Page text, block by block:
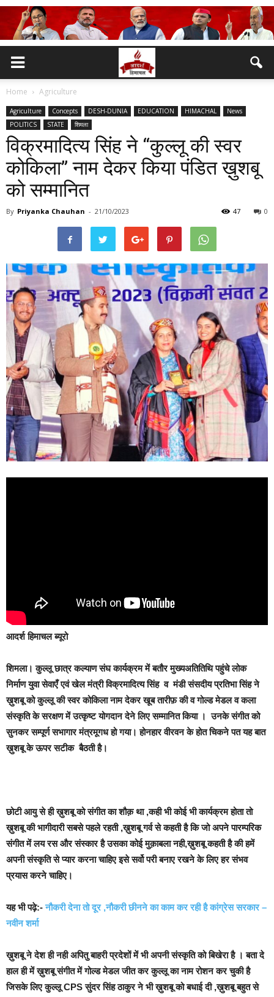
Home Agriculture
Agriculture Concepts DESH-DUNIA EDUCATION HIMACHAL
News
POLITICS
STATE शिमला
विक्रमादित्य सिंह ने “कुल्लू की स्वर
कोकिला” नाम देकर किया पंडित ख़ुशबू
को सम्मानित
By Priyanka Chauhan - 21/10/2023 0
47
आदर्श हिमाचल ब्यूरो
शिमला। कुल्लू छात्र कल्याण संघ कार्यक्रम में बतौर मुख्यअतितिथि पहुंचे लोक
निर्माण युवा सेवाएँ एवं खेल मंत्री विक्रमादित्य सिंह व मंडी संसदीय प्रतिभा सिंह ने
ख़ुशबू को कुल्लू की स्वर कोकिला नाम देकर खूब तारीफ़ की व गोल्ड मेडल व कला
संस्कृति के सरक्षण में उत्कृष्ट योगदान देने लिए सम्मानित किया । उनके संगीत को
सुनकर सम्पूर्ण सभागार मंत्रमूगध हो गया। होनहार वीरवन के होत चिकने पत यह बात
ख़ुशबू के ऊपर सटीक बैठती है।
छोटी आयु से ही ख़ुशबू को संगीत का शौक़ था ,कही भी कोई भी कार्यक्रम होता तो
ख़ुशबू की भागीदारी सबसे पहले रहती ,ख़ुशबू गर्व से कहती है कि जो अपने पारम्परिक
संगीत में लय रस और संस्कार है उसका कोई मुक़ाबला नही,ख़ुशबू कहती है की हमें
अपनी संस्कृति से प्यार करना चाहिए इसे सर्वो परी बनाए रखने के लिए हर संभव
प्रयास करने चाहिए।
यह भी पढ़े:-नौकरी देना तो दूर ,नौकरी छीनने का काम कर रही है कांग्रेस सरकार –
नवीन शर्मा
ख़ुशबू ने देश ही नही अपितु बाहरी प्रदेशों में भी अपनी संस्कृति को बिखेरा है । बता दे
हाल ही में ख़ुशबू संगीत में गोल्ड मेडल जीत कर कुल्लू का नाम रोशन कर चुकी है
जिसके लिए कुल्लू CPS सुंदर सिंह ठाकुर ने भी ख़ुशबू को बधाई दी ,ख़ुशबू बहुत से